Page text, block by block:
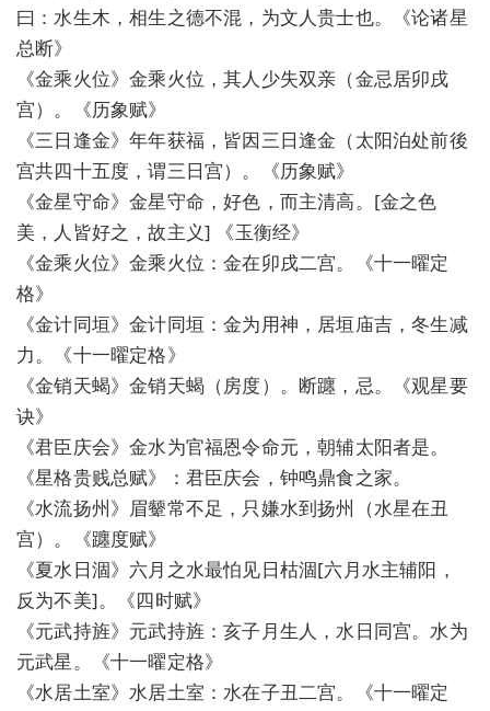
曰：水生木，相生之德不混，为文人贵士也。《论诸星
总断》
《金乘火位》金乘火位，其人少失双亲（金忌居卯戌
宫）。《历象赋》
《三日逢金》年年获福，皆因三日逢金（太阳泊处前後
宫共四十五度，谓三日宫）。《历象赋》
《金星守命》金星守命，好色，而主清高。[金之色
美，人皆好之，故主义] 《玉衡经》
《金乘火位》金乘火位：金在卯戌二宫。《十一曜定
格》
《金计同垣》金计同垣：金为用神，居垣庙吉，冬生减
力。《十一曜定格》
《金销天蝎》金销天蝎（房度）。断躔，忌。《观星要
诀》
《君臣庆会》金水为官福恩令命元，朝辅太阳者是。
《星格贵贱总赋》：君臣庆会，钟鸣鼎食之家。
《水流扬州》眉颦常不足，只嫌水到扬州（水星在丑
宫）。《躔度赋》
《夏水日涸》六月之水最怕见日枯涸[六月水主辅阳，
反为不美]。《四时赋》
《元武持旌》元武持旌：亥子月生人，水日同宫。水为
元武星。《十一曜定格》
《水居土室》水居土室：水在子丑二宫。《十一曜定